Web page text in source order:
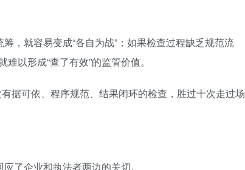
，就容易变成“各自为战”；如果检查过程缺乏规范流
以形成“查了有效”的监管价值。
据可依、程序规范、结果闭环的检查，胜过十次走过场
了企业和执法者两边的关切。